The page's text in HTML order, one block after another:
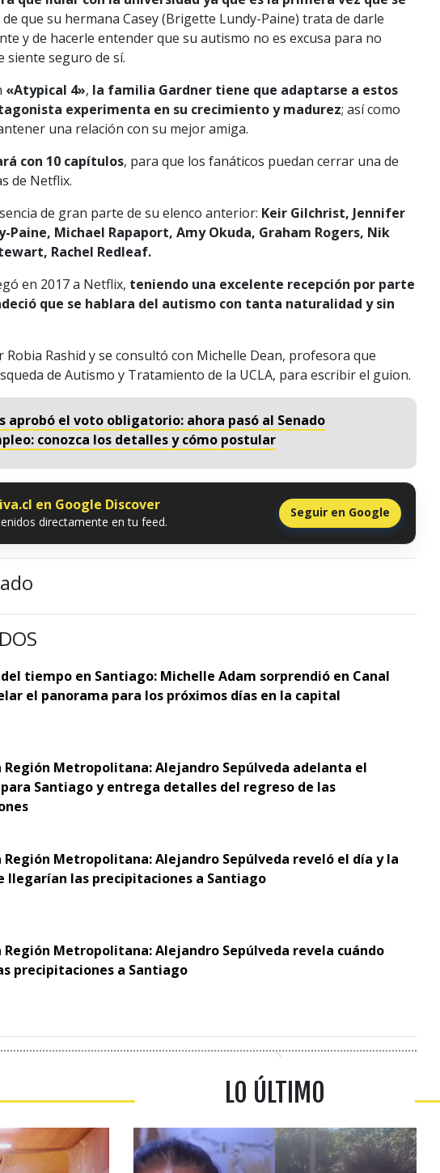
de que su hermana Casey (Brigette Lundy-Paine) trata de darle
y de hacerle entender que su autismo no es excusa para no
siente seguro de sí.
«Atypical 4», la familia Gardner tiene que adaptarse a estos
experimenta en su crecimiento y madurez; así como
una relación con su mejor amiga.
con 10 capítulos, para que los fanáticos puedan cerrar una de
de Netflix.
de gran parte de su elenco anterior: Keir Gilchrist, Jennifer
Paine, Michael Rapaport, Amy Okuda, Graham Rogers, Nik
Rachel Redleaf.
en 2017 a Netflix, teniendo una excelente recepción por parte
que se hablara del autismo con tanta naturalidad y sin
Rashid y se consultó con Michelle Dean, profesora que
de Autismo y Tratamiento de la UCLA, para escribir el guion.
aprobó el voto obligatorio: ahora pasó al Senado
conozca los detalles y cómo postular
en Google Discover
directamente en tu feed.
Seguir en Google
tiempo en Santiago: Michelle Adam sorprendió en Canal
el panorama para los próximos días en la capital
Región Metropolitana: Alejandro Sepúlveda adelanta el
Santiago y entrega detalles del regreso de las
Región Metropolitana: Alejandro Sepúlveda reveló el día y la
llegarían las precipitaciones a Santiago
Región Metropolitana: Alejandro Sepúlveda revela cuándo
precipitaciones a Santiago
LO ÚLTIMO